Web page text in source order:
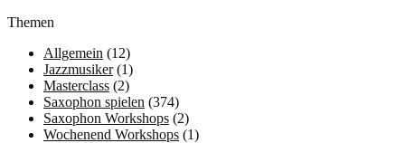
Themen
Allgemein (12)
Jazzmusiker(1)
Masterclass (2)
Saxophon spielen (374)
Saxophon Workshops (2)
Wochenend Workshops (1)